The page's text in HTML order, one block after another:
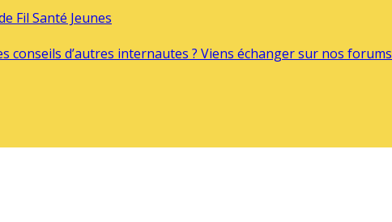
Fil Santé Jeunes
conseils d’autres internautes ? Viens échanger sur nos forums